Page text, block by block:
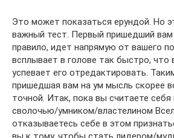
Это может показаться ерундой. Но
важный тест. Первый пришедший вам
правило, идет напрямую от вашего
всплывает в голове так быстро, что
успевает его отредактировать.
пришедшая вам на ум мысль скорее
точной. Итак, пока вы считаете
сволочью/умником/властелином
отказываетесь себе в этом